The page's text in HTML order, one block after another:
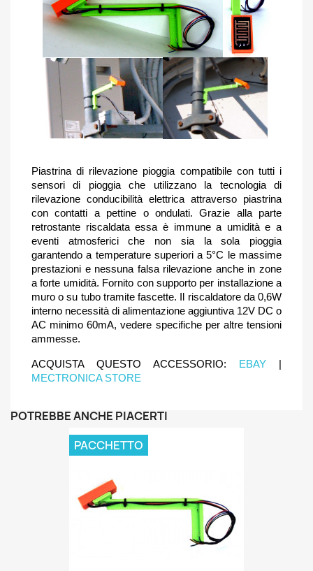
Piastrina di rilevazione pioggia compatibile con tutti i
sensori di pioggia che utilizzano la tecnologia di
rilevazione conducibilità elettrica attraverso piastrina
con contatti a pettine o ondulati. Grazie alla parte
retrostante riscaldata essa è immune a umidità e a
eventi atmosferici che non sia la sola pioggia
garantendo a temperature superiori a 5°C le massime
prestazioni e nessuna falsa rilevazione anche in zone
a forte umidità. Fornito con supporto per installazione a
muro o su tubo tramite fascette. Il riscaldatore da 0,6W
interno necessità di alimentazione aggiuntiva 12V DC o
AC minimo 60mA, vedere specifiche per altre tensioni
ammesse.
ACQUISTA QUESTO ACCESSORIO: EBAY |
MECTRONICA STORE
POTREBBE ANCHE PIACERTI
PACCHETTO